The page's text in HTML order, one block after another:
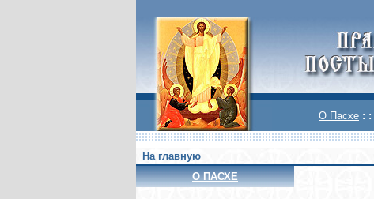
О Пасхе : :
На главную
О ПАСХЕ